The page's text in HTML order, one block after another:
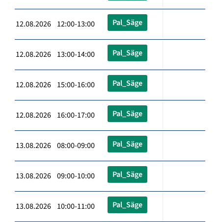
12.08.2026 12:00-13:00 Pal_Säge
12.08.2026 13:00-14:00 Pal_Säge
12.08.2026 15:00-16:00 Pal_Säge
12.08.2026 16:00-17:00 Pal_Säge
13.08.2026 08:00-09:00 Pal_Säge
13.08.2026 09:00-10:00 Pal_Säge
13.08.2026 10:00-11:00 Pal_Säge